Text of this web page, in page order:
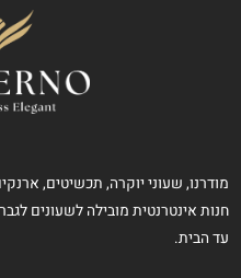
מודרנו, שעוני יוקרה, תכשיטים,
חנות אינטרנטית מובילה לשעונים
עד הבית.